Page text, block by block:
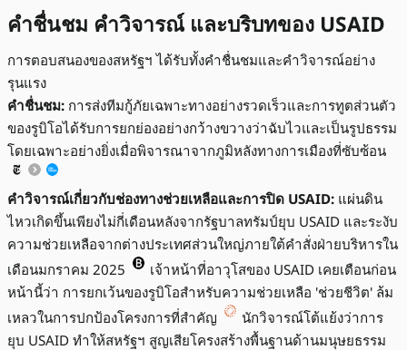
คำชื่นชม คำวิจารณ์ และบริบทของ USAID
การตอบสนองของสหรัฐฯ ได้รับทั้งคำชื่นชมและคำวิจารณ์อย่าง
รุนแรง
คำชื่นชม: การส่งทีมกู้ภัยเฉพาะทางอย่างรวดเร็วและการทูตส่วนตัว
ของรูบิโอได้รับการยกย่องอย่างกว้างขวางว่าฉับไวและเป็นรูปธรรม
โดยเฉพาะอย่างยิ่งเมื่อพิจารณาจากภูมิหลังทางการเมืองที่ซับซ้อน
คำวิจารณ์เกี่ยวกับช่องทางช่วยเหลือและการปิด USAID: แผ่นดิน
ไหวเกิดขึ้นเพียงไม่กี่เดือนหลังจากรัฐบาลทรัมป์ยุบ USAID และระงับ
ความช่วยเหลือจากต่างประเทศส่วนใหญ่ภายใต้คำสั่งฝ่ายบริหารใน
เดือนมกราคม 2025
เจ้าหน้าที่อาวุโสของ USAID เคยเตือนก่อน
หน้านี้ว่า การยกเว้นของรูบิโอสำหรับความช่วยเหลือ 'ช่วยชีวิต' ล้ม
เหลวในการปกป้องโครงการที่สำคัญ
นักวิจารณ์โต้แย้งว่าการ
ยุบ USAID ทำให้สหรัฐฯ สูญเสียโครงสร้างพื้นฐานด้านมนุษยธรรม